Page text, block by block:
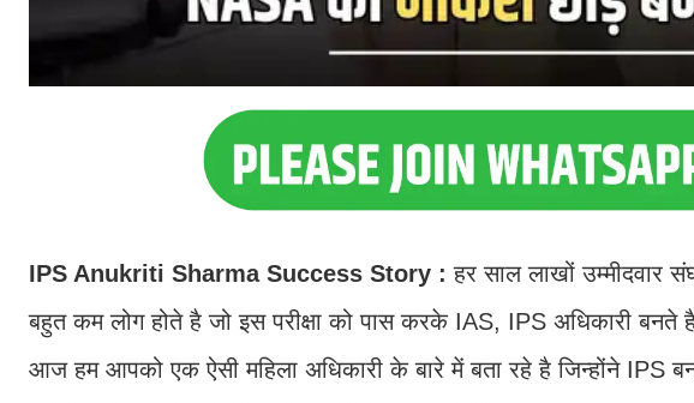
IPS Anukriti Sharma Success Story :हर साल लाखों उम्मीदवार
बहुत कम लोग होते है जो इस परीक्षा को पास करके IAS, IPS अधिकारी
आज हम आपको एक ऐसी महिला अधिकारी के बारे में बता रहे है जिन्होंने IPS